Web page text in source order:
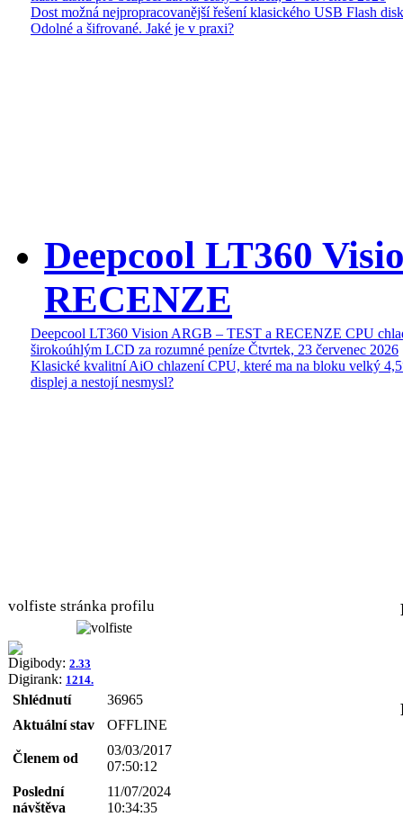
Dost možná nejpropracovanější řešení klasického USB Flash
Odolné a šifrované. Jaké je v praxi?
Deepcool LT360
RECENZE
Deepcool LT360 Vision ARGB – TEST a RECENZE CPU
širokoúhlým LCD za rozumné peníze Čtvrtek, 23 červenec 2026
Klasické kvalitní AiO chlazení CPU, které ma na bloku velký
displej a nestojí nesmysl?
volfiste stránka profilu
Digibody: 2.33
Digirank: 1214.
Shlédnutí
36965
Aktuální stav
OFFLINE
Členem od
03/03/2017
07:50:12
Poslední
návštěva
11/07/2024
10:34:35